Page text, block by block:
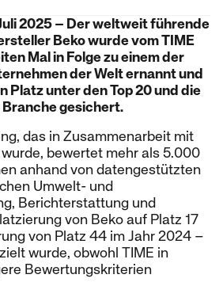
2025 – Der weltweit führende
Beko wurde vom TIME
Mal in Folge zu einem der
der Welt ernannt und
Platz unter den Top 20 und die
Branche gesichert.
das in Zusammenarbeit mit
bewertet mehr als 5.000
anhand von datengestützten
Umwelt- und
Berichterstattung und
von Beko auf Platz 17
von Platz 44 im Jahr 2024 –
wurde, obwohl TIME in
Bewertungskriterien